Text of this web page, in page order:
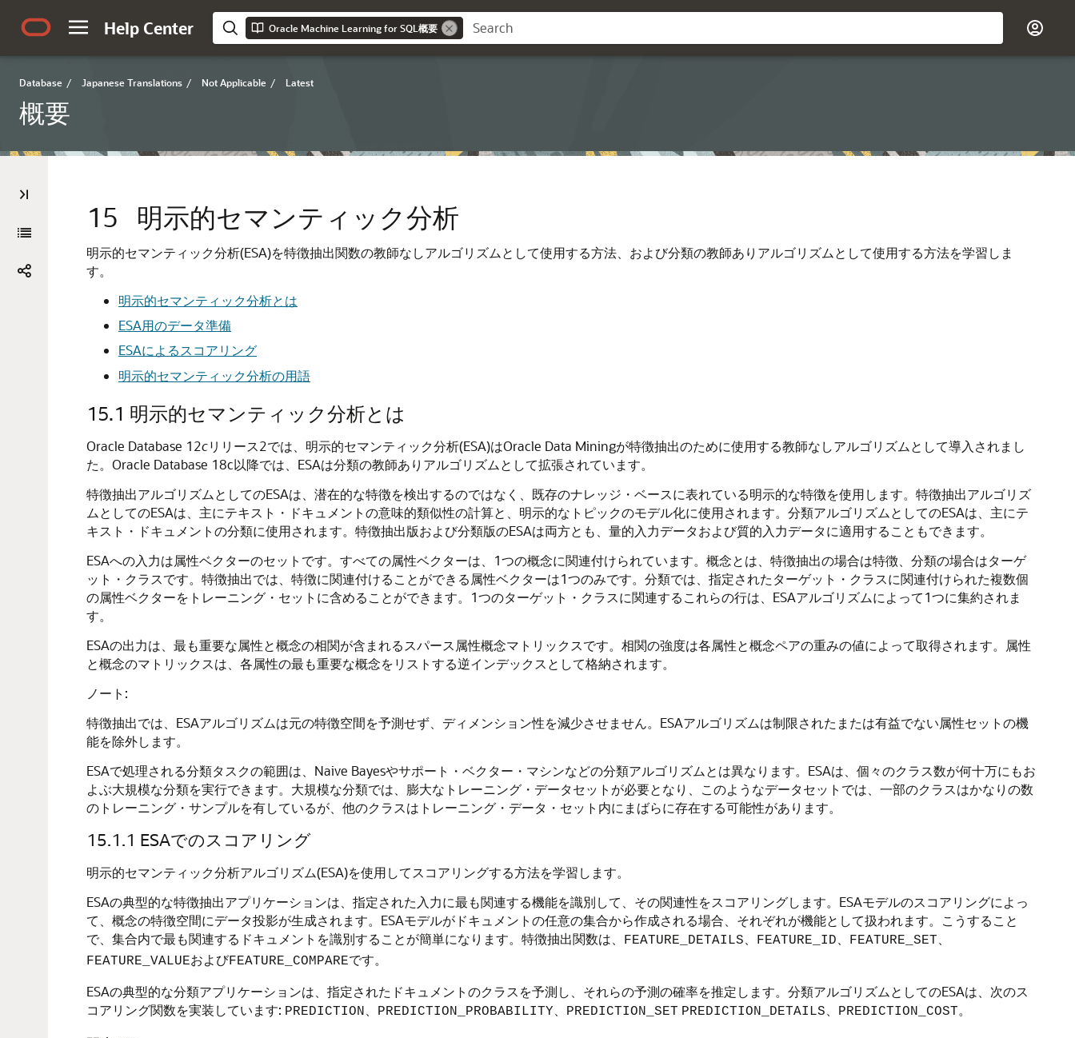
Help Center Oracle Machine Learning for SQL概要
Database / Japanese Translations / Not Applicable / Latest
概要
15 明示的セマンティック分析
明示的セマンティック分析(ESA)を特徴抽出関数の教師なしアルゴリズムとして使用する方法、および分類の教師ありアルゴリズムとして使用する方法を学習しま
す。
明示的セマンティック分析とは
ESA用のデータ準備
ESAによるスコアリング
明示的セマンティック分析の用語
15.1 明示的セマンティック分析とは
Oracle Database 12cリリース2では、明示的セマンティック分析(ESA)はOracle Data Miningが特徴抽出のために使用する教師なしアルゴリズムとして導入されまし
た。Oracle Database 18c以降では、ESAは分類の教師ありアルゴリズムとして拡張されています。
特徴抽出アルゴリズムとしてのESAは、潜在的な特徴を検出するのではなく、既存のナレッジ・ベースに表れている明示的な特徴を使用します。 特徴抽出アルゴリズ
ムとしてのESAは、主にテキスト・ドキュメントの意味的類似性の計算と、明示的なトピックのモデル化に使用されます。 分類アルゴリズムとしてのESAは、主にテ
キスト・ドキュメントの分類に使用されます。 特徴抽出版および分類版のESAは両方とも、量的入力データおよび質的入力データに適用することもできます。
ESAへの入力は属性ベクターのセットです。すべての属性ベクターは、1つの概念に関連付けられています。概念とは、 特徴抽出の場合は特徴、 分類の場合はターゲ
ット・クラスです。 特徴抽出では、特徴に関連付けることができる属性ベクターは1つのみです。 分類では、指定されたターゲット・クラスに関連付けられた複数個
の属性ベクターをトレーニング・セットに含めることができます。1つのターゲット・クラスに関連するこれらの行は、ESAアルゴリズムによって1つに集約されま
す。
ESAの出力は、最も重要な属性と概念の相関が含まれるスパース属性概念マトリックスです。相関の強度は各属性と概念ペアの重みの値によって取得されます。属性
と概念のマトリックスは、各属性の最も重要な概念をリストする逆インデックスとして格納されます。
ノート:
特徴抽出では、ESAアルゴリズムは元の特徴空間を予測せず、ディメンション性を減少させません。ESAアルゴリズムは制限されたまたは有益でない属性セットの機
能を除外します。
ESAで処理される分類タスクの範囲は、 Naive Bayesやサポート・ベクター・マシンなどの分類アルゴリズムとは異なります。ESAは、個々のクラス数が何十万にもお
よぶ大規模な分類を実行できます。大規模な分類では、膨大なトレーニング・データセットが必要となり、このようなデータセットでは、一部のクラスはかなりの数
のトレーニング・サンプルを有しているが、他のクラスはトレーニング・データ・セット内にまばらに存在する可能性があります。
15.1.1 ESAでのスコアリング
明示的セマンティック分析アルゴリズム(ESA)を使用してスコアリングする方法を学習します。
ESAの典型的な特徴抽出アプリケーションは、指定された入力に最も関連する機能を識別して、その関連性をスコアリングします。ESAモデルのスコアリングによっ
て、概念の特徴空間にデータ投影が生成されます。ESAモデルがドキュメントの任意の集合から作成される場合、それぞれが機能として扱われます。こうすること
で、集合内で最も関連するドキュメントを識別することが簡単になります。特徴抽出関数は、
FEATURE_DETAILS FEATURE_ID FEATURE_SET
FEATURE_VALUEおよびFEATURE_COMPAREです。
ESAの典型的な分類アプリケーションは、指定されたドキュメントのクラスを予測し、それらの予測の確率を推定します。 分類アルゴリズムとしてのESAは、次のス
コアリング関数を実装しています: PREDICTION PREDICTION_PROBABILITY PREDICTION_SET PREDICTION_DETAILS PREDICTION_COST。